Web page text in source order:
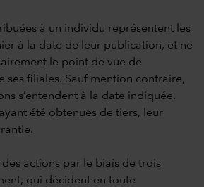
à un individu représentent les
à la date de leur publication, et ne
le point de vue de
ses filiales. Sauf mention contraire,
s’entendent à la date indiquée.
été obtenues de tiers, leur
actions par le biais de trois
qui décident en toute